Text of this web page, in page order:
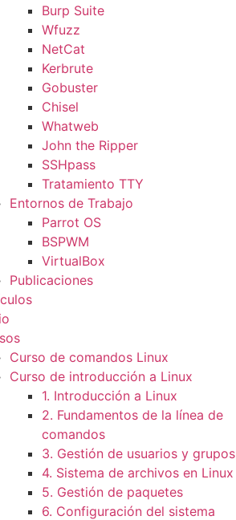
Burp Suite
Wfuzz
NetCat
Kerbrute
Gobuster
Chisel
Whatweb
John the Ripper
SSHpass
Tratamiento TTY
Entornos de Trabajo
Parrot OS
BSPWM
VirtualBox
Publicaciones
Curso de comandos Linux
Curso de introducción a Linux
1. Introducción a Linux
2. Fundamentos de la línea de
comandos
3. Gestión de usuarios y grupos
4. Sistema de archivos en Linux
5. Gestión de paquetes
6. Configuración del sistema